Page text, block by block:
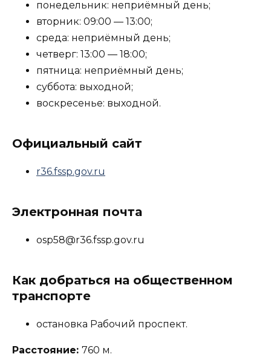
понедельник: неприёмный день;
вторник: 09:00 — 13:00;
среда: неприёмный день;
четверг: 13:00 — 18:00;
пятница: неприёмный день;
суббота: выходной;
воскресенье: выходной.
Официальный сайт
r36.fssp.gov.ru
Электронная почта
osp58@r36.fssp.gov.ru
Как добраться на общественном
транспорте
остановка Рабочий проспект.
Расстояние: 760 м.